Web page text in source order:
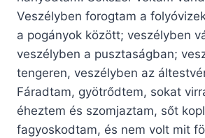
Veszélyben forogtam a
a pogányok között; veszélyben
veszélyben a pusztaságban;
tengeren, veszélyben az
Fáradtam, gyötrődtem, sokat
éheztem és szomjaztam, sőt
fagyoskodtam, és nem volt mit